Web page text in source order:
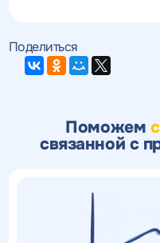
Поделиться
Поможем
связанной с